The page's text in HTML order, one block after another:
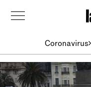
Coronavirus